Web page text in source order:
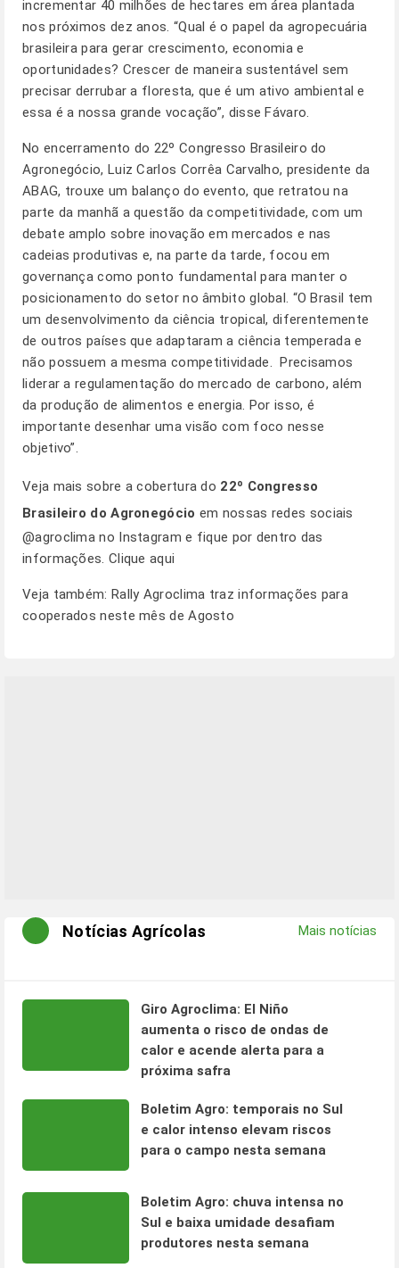
incrementar 40 milhões de hectares em área plantada
nos próximos dez anos. “Qual é o papel da agropecuária
brasileira para gerar crescimento, economia e
oportunidades? Crescer de maneira sustentável sem
precisar derrubar a floresta, que é um ativo ambiental e
essa é a nossa grande vocação”, disse Fávaro.
No encerramento do 22º Congresso Brasileiro do
Agronegócio, Luiz Carlos Corrêa Carvalho, presidente da
ABAG, trouxe um balanço do evento, que retratou na
parte da manhã a questão da competitividade, com um
debate amplo sobre inovação em mercados e nas
cadeias produtivas e, na parte da tarde, focou em
governança como ponto fundamental para manter o
posicionamento do setor no âmbito global. “O Brasil tem
um desenvolvimento da ciência tropical, diferentemente
de outros países que adaptaram a ciência temperada e
não possuem a mesma competitividade. Precisamos
liderar a regulamentação do mercado de carbono, além
da produção de alimentos e energia. Por isso, é
importante desenhar uma visão com foco nesse
objetivo”.
Veja mais sobre a cobertura do 22º Congresso
Brasileiro do Agronegócio em nossas redes sociais
@agroclima no Instagram e fique por dentro das
informações. Clique aqui
Veja também: Rally Agroclima traz informações para
cooperados neste mês de Agosto
Notícias Agrícolas Mais notícias
Giro Agroclima: El Niño
aumenta o risco de ondas de
calor e acende alerta para a
próxima safra
Boletim Agro: temporais no Sul
e calor intenso elevam riscos
para o campo nesta semana
Boletim Agro: chuva intensa no
Sul e baixa umidade desafiam
produtores nesta semana